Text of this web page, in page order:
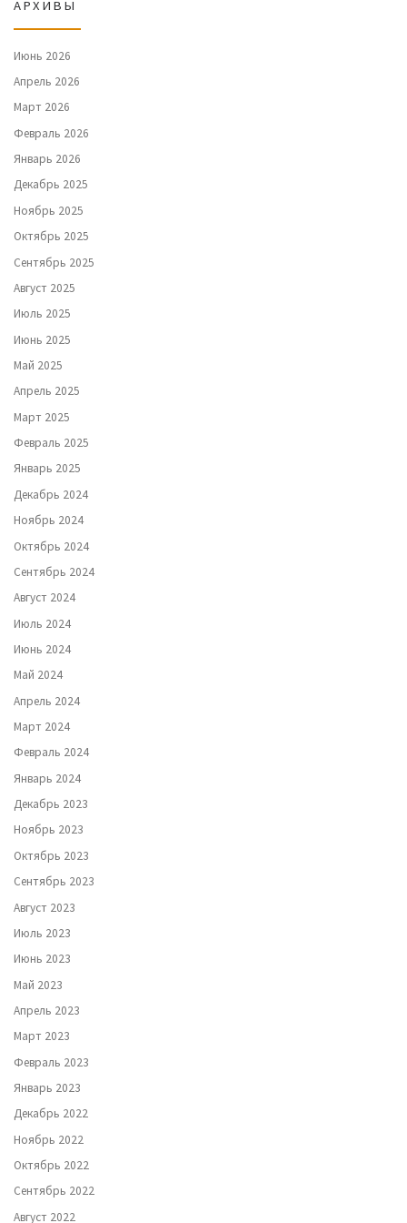
АРХИВЫ
Июнь 2026
Апрель 2026
Март 2026
Февраль 2026
Январь 2026
Декабрь 2025
Ноябрь 2025
Октябрь 2025
Сентябрь 2025
Август 2025
Июль 2025
Июнь 2025
Май 2025
Апрель 2025
Март 2025
Февраль 2025
Январь 2025
Декабрь 2024
Ноябрь 2024
Октябрь 2024
Сентябрь 2024
Август 2024
Июль 2024
Июнь 2024
Май 2024
Апрель 2024
Март 2024
Февраль 2024
Январь 2024
Декабрь 2023
Ноябрь 2023
Октябрь 2023
Сентябрь 2023
Август 2023
Июль 2023
Июнь 2023
Май 2023
Апрель 2023
Март 2023
Февраль 2023
Январь 2023
Декабрь 2022
Ноябрь 2022
Октябрь 2022
Сентябрь 2022
Август 2022